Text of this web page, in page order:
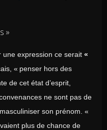
»
une expression ce serait «
« penser hors des
de cet état d’esprit,
ne sont pas de
son prénom. «
plus de chance de